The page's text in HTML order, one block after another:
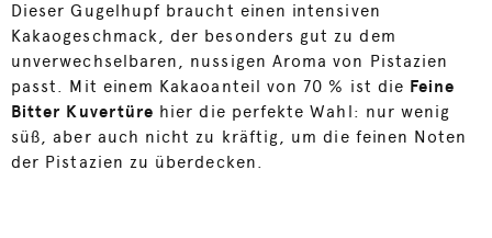
Dieser Gugelhupf braucht einen intensiven
Kakaogeschmack, der besonders gut zu dem
unverwechselbaren, nussigen Aroma von Pistazien
passt. Mit einem Kakaoanteil von 70 % ist die Feine
Bitter Kuvertüre hier die perfekte Wahl: nur wenig
süß, aber auch nicht zu kräftig, um die feinen Noten
der Pistazien zu überdecken.